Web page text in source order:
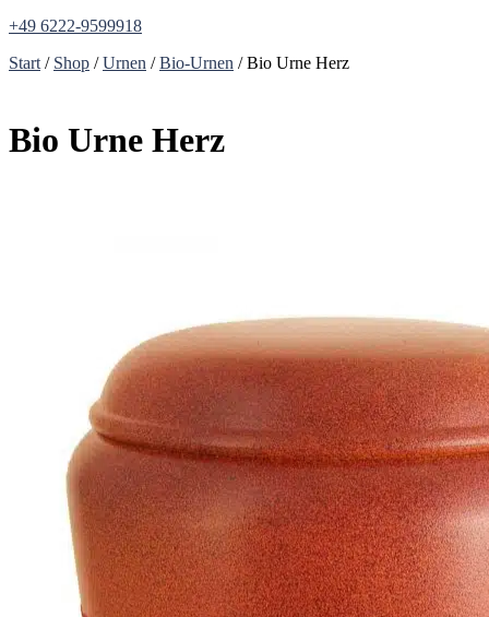
+49 6222-9599918
Start / Shop /Urnen /Bio-Urnen / Bio Urne Herz
Bio Urne Herz